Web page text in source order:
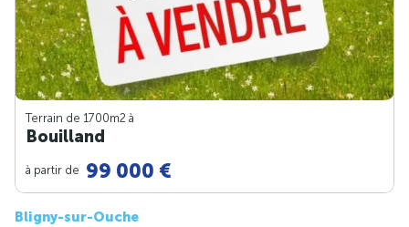
Terrain de 1700m2 à
Bouilland
à partir de 99 000 €
Bligny-sur-Ouche